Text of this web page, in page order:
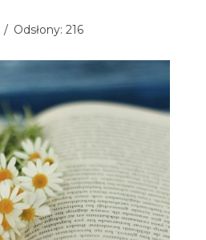
Odsłony: 216